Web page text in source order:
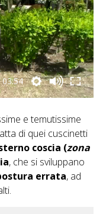
03:54
e temutissime
di quei cuscinetti
coscia (zona
, che si sviluppano
errata, ad